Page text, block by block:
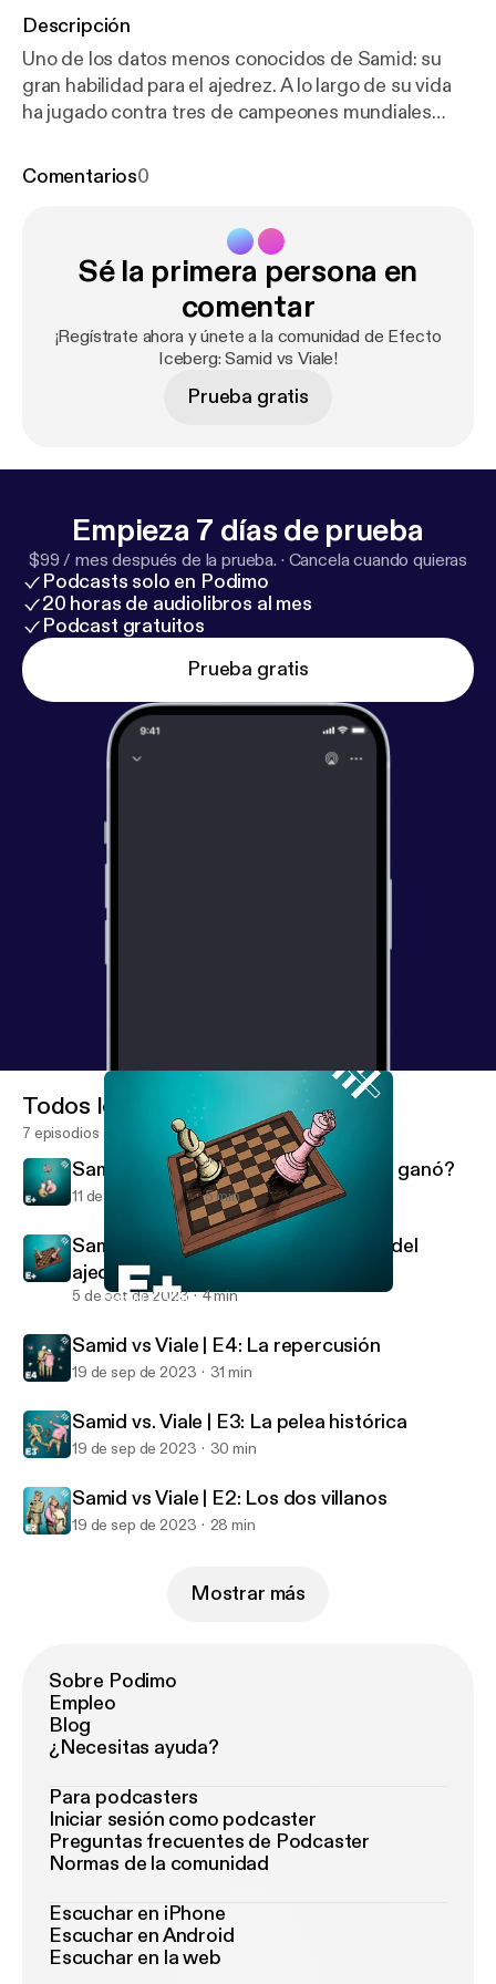
Descripción
Uno de los datos menos conocidos de Samid: su
gran habilidad para el ajedrez. A lo largo de su vida
ha jugado contra tres de campeones mundiales
Hermanos producido por El Extraordinario.
en SEGUIR para enterarte de nuevos episodios
Encontranos en @sinayhermanos [https://www.insta
gram.com/sinayhermanos/] y @elextraordinario.wtf
https://www.instagram.com/elextraordinario.xyz
Comentarios0
Sé la primera persona en
comentar
¡Regístrate ahora y únete a la comunidad de Efecto
Iceberg: Samid vs Viale!
Prueba gratis
Empieza 7 días de prueba
$99 / mes después de la prueba. · Cancela cuando quieras
Podcasts solo en Podimo
20 horas de audiolibros al mes
Podcast gratuitos
Prueba gratis
Samid vs Viale | Bonus Track: El Rey del ajedrez
Todos los episodios
7 episodios
Samid vs Viale | Bonus Track: ¿Quién ganó?
11 de oct de 2023 5 min
Samid vs Viale | Bonus Track: El Rey del
ajedrez
5 de oct de 2023 4 min
Samid vs Viale | E4: La repercusión
19 de sep de 2023 31 min
Samid vs. Viale | E3: La pelea histórica
19 de sep de 2023 30 min
Samid vs Viale | E2: Los dos villanos
19 de sep de 2023 28 min
Mostrar más
Sobre Podimo
Empleo
Blog
¿Necesitas ayuda?
Para podcasters
Iniciar sesión como podcaster
Preguntas frecuentes de Podcaster
Normas de la comunidad
Escuchar en iPhone
Escuchar en Android
Escuchar en la web